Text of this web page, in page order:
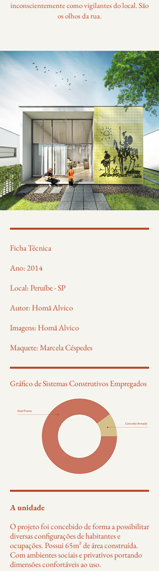
inconscientemente como vigilantes do local. São
os olhos da rua.
Ficha Técnica
Ano: 2014
Local: Peruíbe - SP
Autor: Homã Alvico
Imagens: Homã Alvico
Maquete: Marcela Céspedes
Gráfico de Sistemas Construtivos Empregados
A unidade
O projeto foi concebido de forma a possibilitar
diversas configurações de habitantes e
ocupações. Possui 65m² de área construída.
Com ambientes sociais e privativos portando
dimensões confortáveis ao uso.